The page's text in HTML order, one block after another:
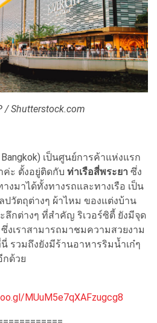
/ Shutterstock.com
Bangkok) เป็นศูนย์การค้าแห่งแรก
ค่ะ ตั้งอยู่ติดกับ ท่าเรือสี่พระยา ซึ่ง
งมาได้ทั้งทางรถและทางเรือ เป็น
ปวัตถุต่างๆ ผ้าไหม ของแต่งบ้าน
กต่างๆ ที่สำคัญ ริเวอร์ซิตี้ ยังมีจุด
งเราสามารถมาชมความสวยงาม
รวมถึงยังมีร้านอาหารริมน้ำเก๋ๆ
กด้วย
MUuM5e7qXAFzugcg8